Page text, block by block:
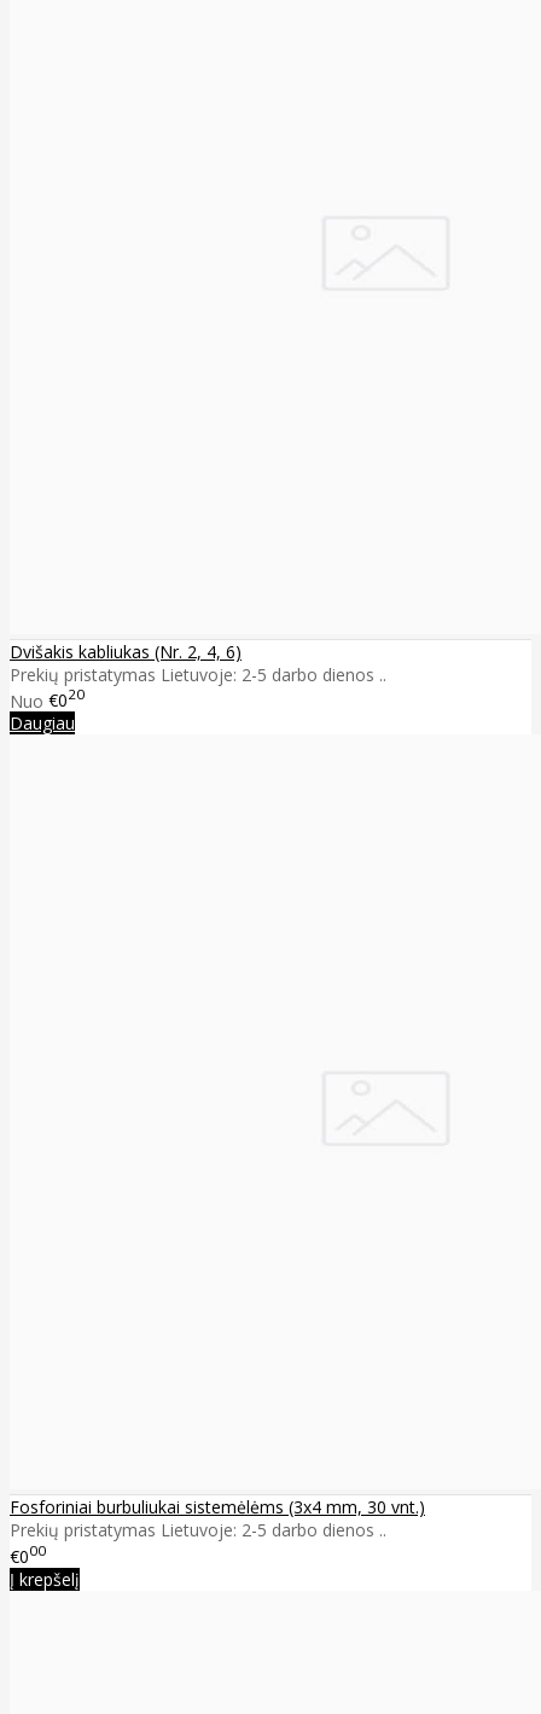
Dvišakis kabliukas (Nr. 2, 4, 6)
Prekių pristatymas Lietuvoje: 2-5 darbo dienos ..
Nuo €020
Daugiau
Fosforiniai burbuliukai sistemėlėms (3x4 mm, 30 vnt.)
Prekių pristatymas Lietuvoje: 2-5 darbo dienos ..
€000
Į krepšelį